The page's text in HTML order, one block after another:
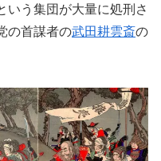
いう集団が大量に処刑さ
の首謀者の武田耕雲斎の